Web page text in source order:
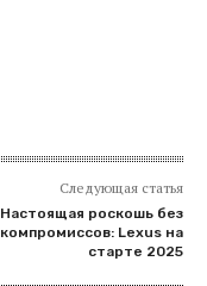
Следующая статья
Настоящая роскошь без
компромиссов: Lexus на
старте 2025